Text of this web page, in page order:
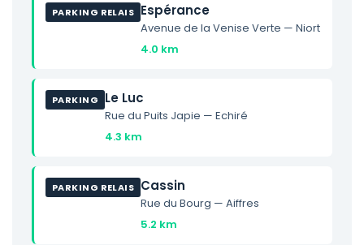
PARKING RELAIS Espérance
Avenue de la Venise Verte — Niort
4.0 km
PARKING Le Luc
Rue du Puits Japie — Echiré
4.3 km
PARKING RELAIS Cassin
Rue du Bourg — Aiffres
5.2 km